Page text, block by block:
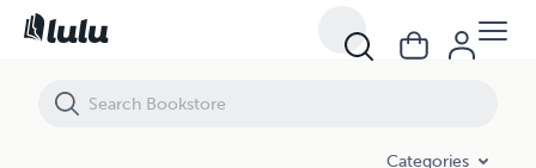
Categories
Note dal Cuore